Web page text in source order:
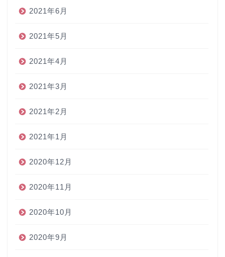
2021年6月
2021年5月
2021年4月
2021年3月
2021年2月
2021年1月
2020年12月
2020年11月
2020年10月
2020年9月